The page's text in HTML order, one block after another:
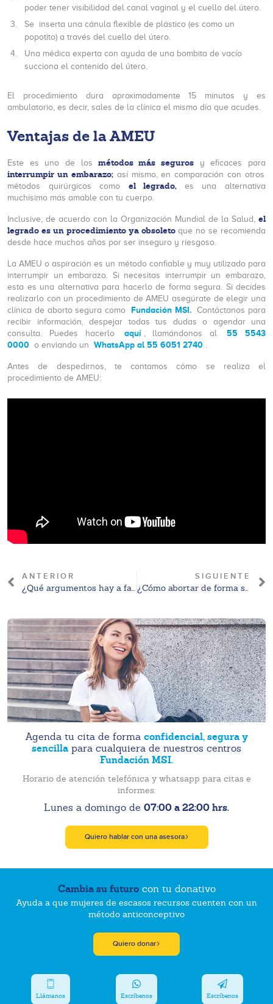
poder tener visibilidad del canal vaginal y el cuello del útero.
Se inserta una cánula flexible de plástico (es como un
popotito) a través del cuello del útero.
Una médica experta con ayuda de una bombita de vacío
succiona el contenido del útero.
El procedimiento dura aproximadamente 15 minutos y es
ambulatorio, es decir, sales de la clínica el mismo día que acudes.
Ventajas de la AMEU
Este es uno de los métodos más segurosy eficaces para
interrumpir un embarazo;así mismo, en comparación con otros
métodos quirúrgicos como el legrado,
es una alternativa
muchísimo más amable con tu cuerpo.
Inclusive, de acuerdo con la Organización Mundial de la Salud, el
legrado es un procedimiento ya obsoleto que no se recomienda
desde hace muchos años por ser inseguro y riesgoso.
La AMEU o aspiración es un método confiable y muy utilizado para
interrumpir un embarazo. Si necesitas interrumpir un embarazo,
esta es una alternativa para hacerlo de forma segura. Si decides
realizarlo con un procedimiento de AMEU asegúrate de elegir una
clínica de aborto segura como
Fundación MSI. Contáctanos para
recibir información, despejar todas tus dudas o agendar una
consulta. Puedes hacerlo
aquí , llamándonos al
55 5543
0000 o enviando un WhatsApp al 55 6051 2740 .
Antes de despedirnos, te contamos cómo se realiza el
procedimiento de AMEU:
ANTERIOR
¿Qué argumentos hay a favor del aborto en 2025?
SIGUIENTE
¿Cómo abortar de forma segura?
Agenda tu cita de forma confidencial, segura y
sencilla para cualquiera de nuestros centros
Fundación MSI.
Horario de atención telefónica y whatsapp para citas e
informes:
Lunes a domingo de 07:00 a 22:00 hrs.
Quiero hablar con una asesora
Cambia su futurocon tu donativo
Ayuda a que mujeres de escasos recursos cuenten con un
método anticonceptivo
Quiero donar
Llámanos Escríbenos Escríbenos